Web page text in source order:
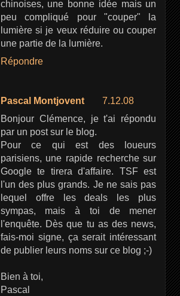
chinoises, une bonne idée mais un
peu compliqué pour "couper" la
lumière si je veux réduire ou couper
une partie de la lumière.
Répondre
Pascal Montjovent
7.12.08
Bonjour Clémence, je t'ai répondu
par un post sur le blog.
Pour ce qui est des loueurs
parisiens, une rapide recherche sur
Google te tirera d'affaire. TSF est
l'un des plus grands. Je ne sais pas
lequel offre les deals les plus
sympas, mais à toi de mener
l'enquête. Dès que tu as des news,
fais-moi signe, ça serait intéressant
de publier leurs noms sur ce blog ;-)
Bien à toi,
Pascal